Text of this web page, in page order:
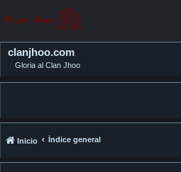
clanjhoo.com
Gloria al Clan Jhoo
Inicio Índice general